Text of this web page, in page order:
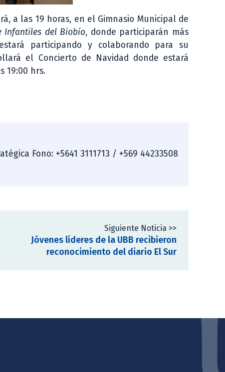
a las 19 horas, en el Gimnasio Municipal de
Infantiles del Biobío, donde participarán más
participando y colaborando para su
el Concierto de Navidad donde estará
19:00 hrs.
Fono: +5641 3111713 / +569 44233508
Siguiente Noticia >>
Jóvenes líderes de la UBB recibieron
reconocimiento del diario El Sur